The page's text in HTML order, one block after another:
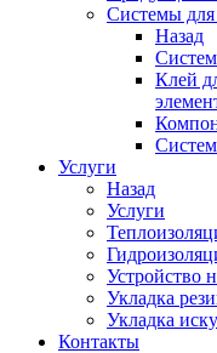
Системы для
Назад
Клей
Услуги
Назад
Услуги
Устройство
Укладка
Укладка
Контакты